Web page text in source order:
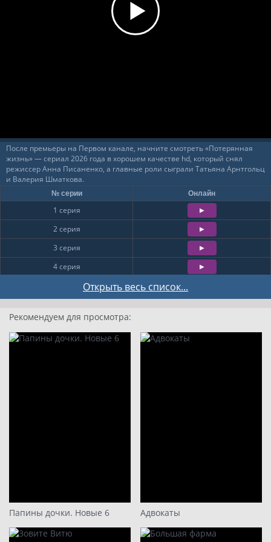
После премьеры на Первом канале, начните смотреть «Потерянная
жизнь» — сериал 2026 года в хорошем качестве hd, который снял
режиссер Анна Писаненко, а главные роли сыграли Татьяна Арнтгольц
и Валерия Шматкова.
Открыть весь список...
№ серии Онлайн
1 серия
2 серия
3 серия
4 серия
7 серия
8 серия
Рекомендуем для просмотра:
Папины дочки. Новые 6 Адвокаты